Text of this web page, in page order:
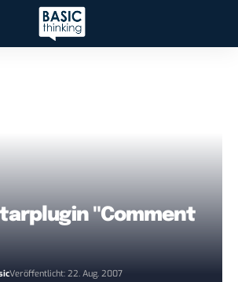
"Comment
Veröffentlicht: 22. Aug. 2007